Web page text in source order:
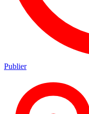
Publier